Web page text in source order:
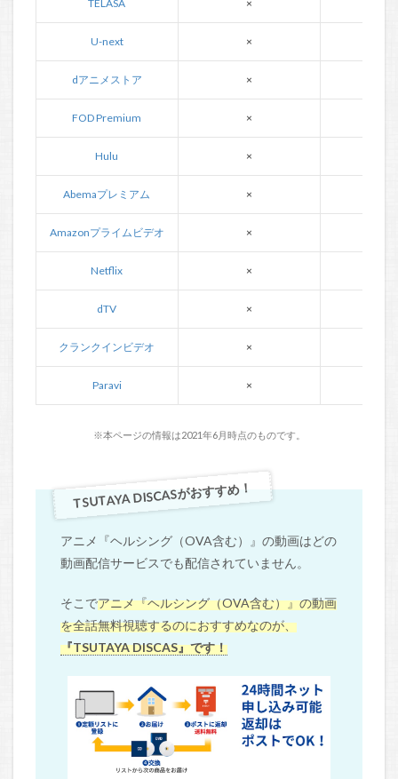
TELASA ×
U-next ×
dアニメストア ×
FOD Premium ×
Hulu ×
Abemaプレミアム ×
Amazonプライムビデオ ×
Netflix ×
dTV ×
クランクインビデオ ×
Paravi ×
※本ページの情報は2021年6月時点のものです。
TSUTAYA DISCASがおすすめ！
アニメ『ヘルシング（OVA含む）』の動画はどの
動画配信サービスでも配信されていません。
そこでアニメ『ヘルシング（OVA含む）』の動画
を全話無料視聴するのにおすすめなのが、
『TSUTAYA DISCAS』です！